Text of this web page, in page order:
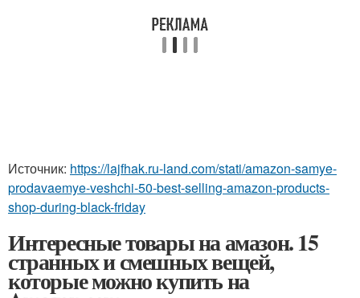
Источник: https://lajfhak.ru-land.com/stati/amazon-samye-
prodavaemye-veshchi-50-best-selling-amazon-products-
shop-during-black-friday
Интересные товары на амазон. 15
странных и смешных вещей,
которые можно купить на